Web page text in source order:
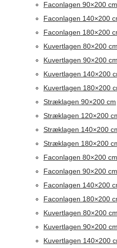
Faconlagen 90×200 cm
Faconlagen 140×200
Faconlagen 180×200
Kuvertlagen 80×200 cm
Kuvertlagen 90×200 cm
Kuvertlagen 140×200
Kuvertlagen 180×200
Stræklagen 90×200 cm
Stræklagen 120×200
Stræklagen 140×200
Stræklagen 180×200
Faconlagen 80×200 cm
Faconlagen 90×200 cm
Faconlagen 140×200
Faconlagen 180×200
Kuvertlagen 80×200 cm
Kuvertlagen 90×200 cm
Kuvertlagen 140×200